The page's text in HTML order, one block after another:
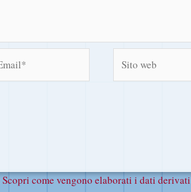
web
Scopri come vengono elaborati i dati